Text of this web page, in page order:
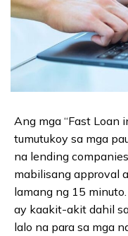
Ang mga “Fast Loan
tumutukoy sa mga
na lending
mabilisang approval
lamang ng 15
ay kaakit-akit dahil
lalo na para sa mga